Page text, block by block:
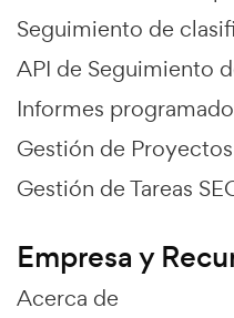
Seguimiento de
API de Seguimiento
Informes
Gestión de Proyectos
Gestión de Tareas
Empresa y
Acerca de